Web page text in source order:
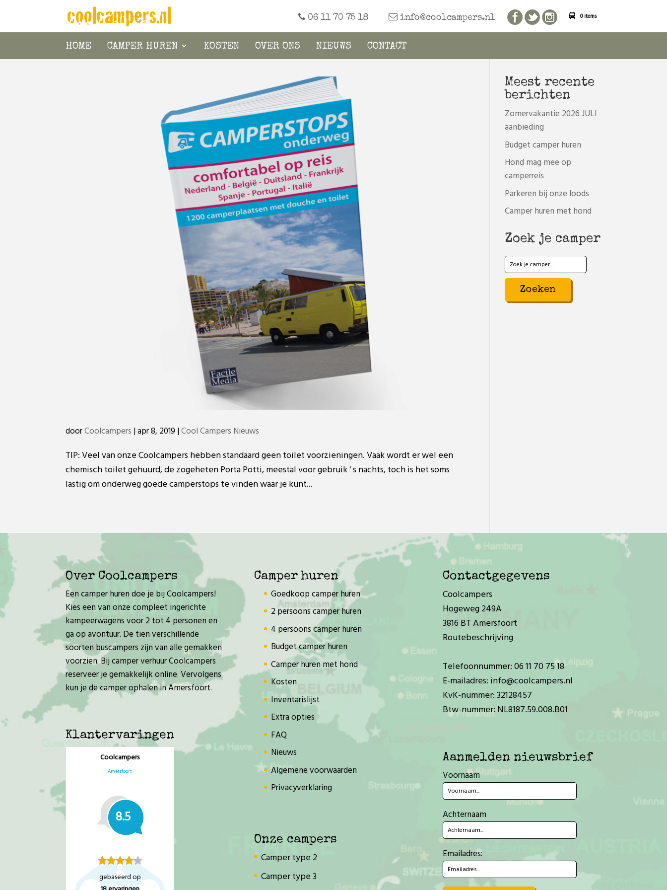
06 11 70 75 18 info@coolcampers.nl 0 items
HOME CAMPER HUREN KOSTEN OVER ONS NIEUWS CONTACT
doorCoolcampers |apr 8, 2019 |Cool Campers Nieuws
TIP: Veel van onze Coolcampers hebben standaard geen toilet voorzieningen. Vaak wordt er wel een
chemisch toilet gehuurd, de zogeheten Porta Potti, meestal voor gebruik ‘ s nachts, toch is het soms
lastig om onderweg goede camperstops te vinden waar je kunt...
Meest recente
berichten
Zomervakantie 2026 JULI
aanbieding
Budget camper huren
Hond mag mee op
camperreis
Parkeren bij onze loods
Camper huren met hond
Zoek je camper
Zoeken
naar:
Over Coolcampers
Een camper huren doe je bij Coolcampers!
Kies een van onze compleet ingerichte
kampeerwagens voor 2 tot 4 personen en
ga op avontuur. De tien verschillende
soorten buscampers zijn van alle gemakken
voorzien. Bij camper verhuur Coolcampers
reserveer je gemakkelijk online. Vervolgens
kun je de camper ophalen in Amersfoort.
Klantervaringen
Coolcampers
Amersfoort
8.5
gebaseerd op
Camper huren
Goedkoop camper huren
2 persoons camper huren
4 persoons camper huren
Budget camper huren
Camper huren met hond
Kosten
Inventarislijst
Extra opties
FAQ
Nieuws
Algemene voorwaarden
Privacyverklaring
Onze campers
Camper type 2
Camper type 3
Contactgegevens
Coolcampers
Hogeweg 249A
3816 BT Amersfoort
Routebeschrijving
Telefoonnummer:06 11 70 75 18
E-mailadres: info@coolcampers.nl
KvK-nummer: 32128457
Btw-nummer: NL8187.59.008.B01
Aanmelden nieuwsbrief
Voornaam
Achternaam
Emailadres: